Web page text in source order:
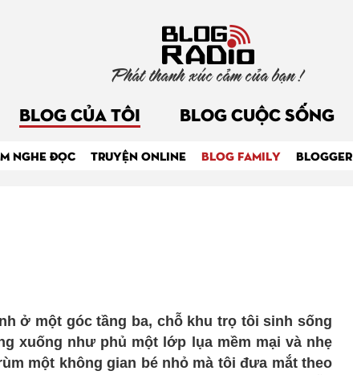
Phát thanh xúc cảm của bạn !
BLOG CỦA TÔI BLOG CUỘC SỐNG
NGHE ĐỌC TRUYỆN ONLINE BLOG FAMILY BLOGGER
ở một góc tầng ba, chỗ khu trọ tôi sinh sống
xuống như phủ một lớp lụa mềm mại và nhẹ
một không gian bé nhỏ mà tôi đưa mắt theo